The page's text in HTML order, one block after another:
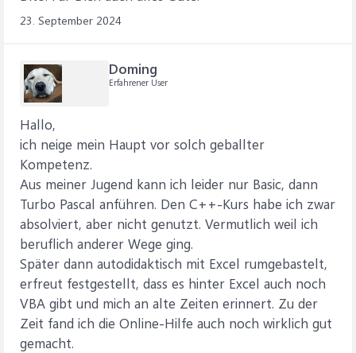
23. September 2024
Doming
Erfahrener User
Hallo,
ich neige mein Haupt vor solch geballter
Kompetenz.
Aus meiner Jugend kann ich leider nur Basic, dann
Turbo Pascal anführen. Den C++-Kurs habe ich zwar
absolviert, aber nicht genutzt. Vermutlich weil ich
beruflich anderer Wege ging.
Später dann autodidaktisch mit Excel rumgebastelt,
erfreut festgestellt, dass es hinter Excel auch noch
VBA gibt und mich an alte Zeiten erinnert. Zu der
Zeit fand ich die Online-Hilfe auch noch wirklich gut
gemacht.